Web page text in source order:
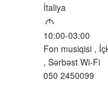
İtaliya
M
10:00-03:00
Fon musiqisi
Sərbəst Wi-Fi
050 2450099